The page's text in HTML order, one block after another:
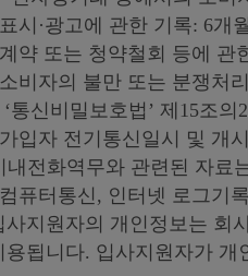
시·광고에 관한 기록: 6개월
약 또는 청약철회 등에 관
비자의 불만 또는 분쟁처
통신비밀보호법’ 제15조의
입자 전기통신일시 및 개
내전화역무와 관련된 자료
퓨터통신, 인터넷 로그기
지원자의 개인정보는 회
용됩니다. 입사지원자가